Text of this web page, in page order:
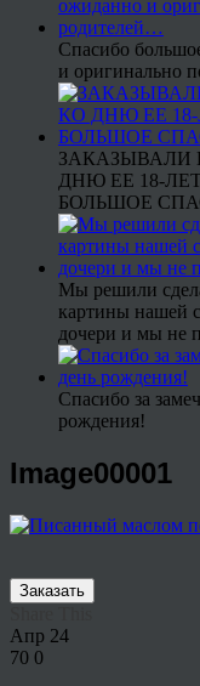
Спасибо
и оригинально
ЗАКАЗЫВАЛИ
ДНЮ ЕЕ 18-
БОЛЬШОЕ
Мы решили
картины нашей
дочери и мы не
Спасибо за
рождения!
Image00001
Заказать
Апр 24
70 0